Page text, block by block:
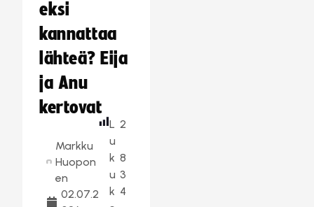
eksi
kannattaa
lähteä? Eija
ja Anu
kertovat
Markku
Huopon
en
02.07.2
L
u
k
u
k
2
8
3
4